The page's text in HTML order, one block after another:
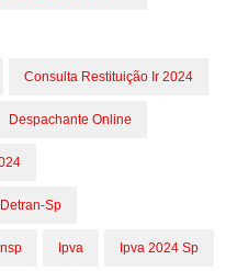
Consulta Restituição Ir 2024
Despachante Online
Detran-Sp
Ipva Ipva 2024 Sp